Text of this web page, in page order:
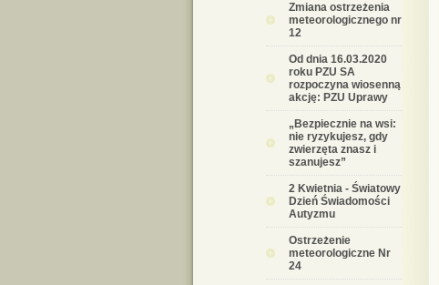
Zmiana ostrzeżenia
meteorologicznego nr
12
Od dnia 16.03.2020
roku PZU SA
rozpoczyna wiosenną
akcję: PZU Uprawy
„Bezpiecznie na wsi:
nie ryzykujesz, gdy
zwierzęta znasz i
szanujesz”
2 Kwietnia - Światowy
Dzień Świadomości
Autyzmu
Ostrzeżenie
meteorologiczne Nr
24